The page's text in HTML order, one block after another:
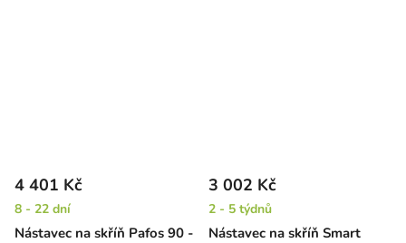
Nástavec na skříň Pafos 90 -
4 401 Kč
8 - 22 dní
Nástavec na skříň Smart
3 002 Kč
2 - 5 týdnů